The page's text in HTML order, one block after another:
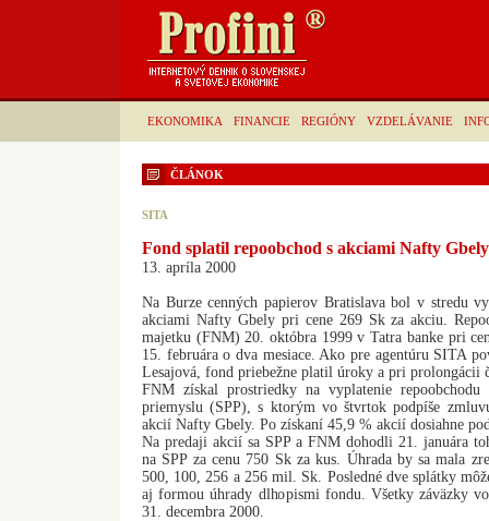
EKONOMIKA FINANCIE REGIÓNY VZDELÁVANIE
ČLÁNOK
SITA
Fond splatil repoobchod s akciami Nafty Gbely
13. apríla 2000
Na Burze cenných papierov Bratislava bol v stredu
akciami Nafty Gbely pri cene 269 Sk za akciu.
majetku (FNM) 20. októbra 1999 v Tatra banke pri
15. februára o dva mesiace. Ako pre agentúru SITA
Lesajová, fond priebežne platil úroky a pri prolongácii
FNM získal prostriedky na vyplatenie repoobchodu
priemyslu (SPP), s ktorým vo štvrtok podpíše
akcií Nafty Gbely. Po získaní 45,9 % akcií dosiahne
Na predaji akcií sa SPP a FNM dohodli 21. januára
na SPP za cenu 750 Sk za kus. Úhrada by sa mala
500, 100, 256 a 256 mil. Sk. Posledné dve splátky
aj formou úhrady dlhopismi fondu. Všetky záväzky
31. decembra 2000.